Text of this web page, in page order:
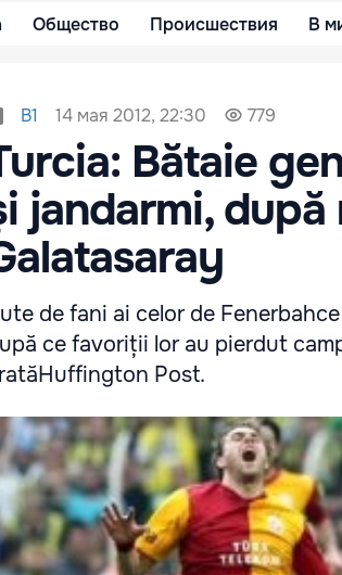
Общество Происшествия В
B1 14 мая 2012, 22:30 779
Bătaie
jandarmi,
de fani ai celor de
ce favoriții lor au pierdut
Post.